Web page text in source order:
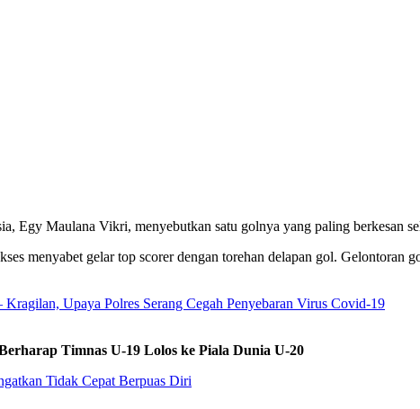
Egy Maulana Vikri, menyebutkan satu golnya yang paling berkesan
menyabet gelar top scorer dengan torehan delapan gol. Gelontoran
Upaya Polres Serang Cegah Penyebaran Virus Covid-19
Timnas U-19 Lolos ke Piala Dunia U-20
Tidak Cepat Berpuas Diri